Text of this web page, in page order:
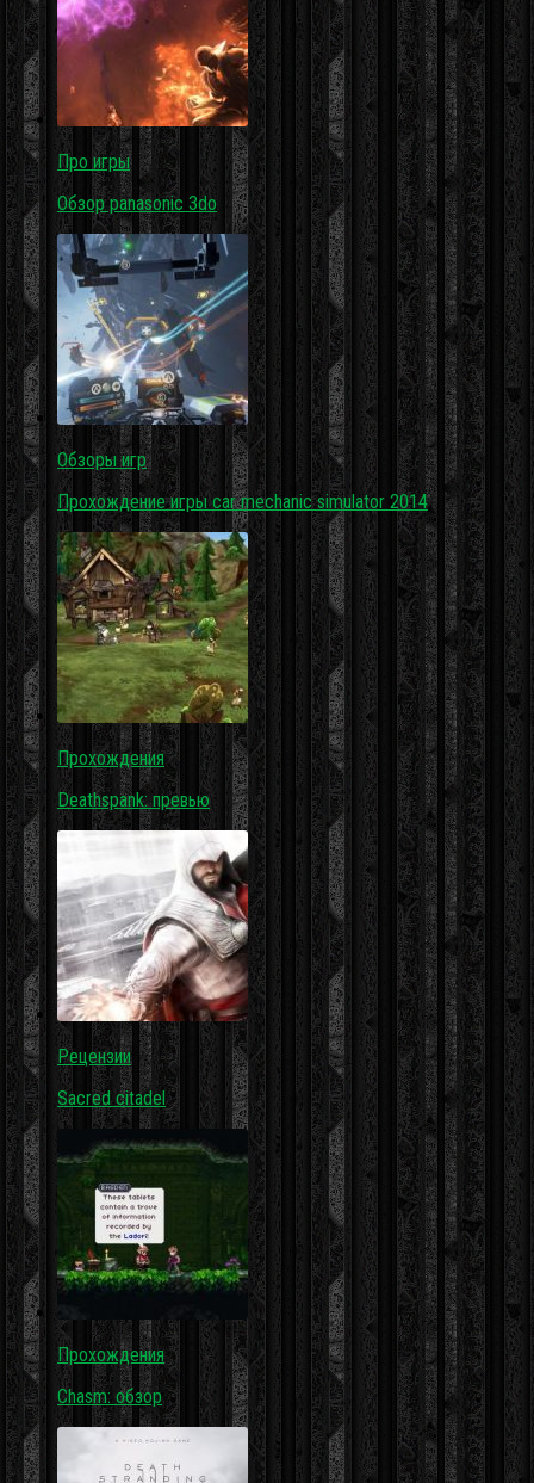
Про игры
Обзор panasonic 3do
Обзоры игр
Прохождение игры car mechanic simulator 2014
Прохождения
Deathspank: превью
Рецензии
Sacred citadel
Прохождения
Chasm: обзор